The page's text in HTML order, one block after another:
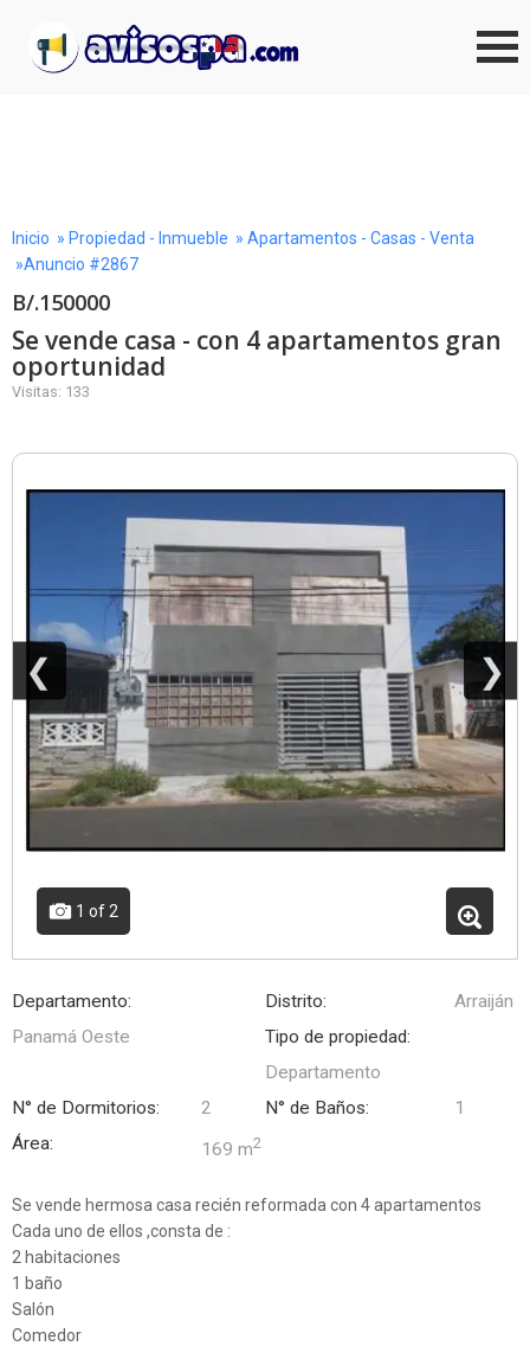
Inicio » Propiedad - Inmueble » Apartamentos - Casas - Venta
»Anuncio #2867
B/.150000
Se vende casa - con 4 apartamentos gran
oportunidad
Visitas: 133
❮ ❯
1 of 2
Departamento:
Panamá Oeste
Distrito:
Arraiján
Tipo de propiedad:
Departamento
N° de Dormitorios:
2 N° de Baños:
1
Área:
169 m2
Se vende hermosa casa recién reformada con 4 apartamentos
Cada uno de ellos ,consta de :
2 habitaciones
1 baño
Salón
Comedor